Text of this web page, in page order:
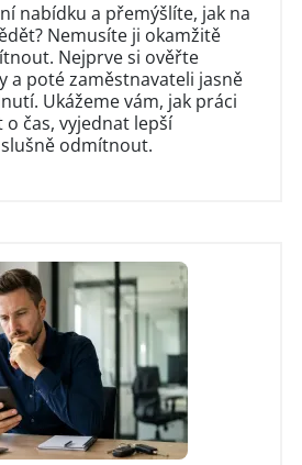
nabídku a přemýšlíte, jak na
Nemusíte ji okamžitě
Nejprve si ověřte
a poté zaměstnavateli jasně
Ukážeme vám, jak práci
čas, vyjednat lepší
odmítnout.